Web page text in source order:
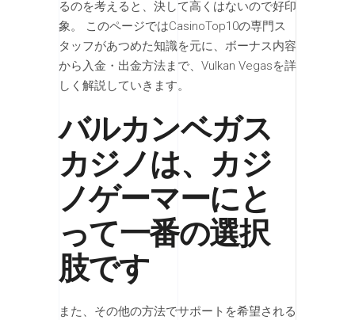
るのを考えると、決して高くはないので好印
象。 このページではCasinoTop10の専門ス
タッフがあつめた知識を元に、ボーナス内容
から入金・出金方法まで、Vulkan Vegasを詳
しく解説していきます。
バルカンベガス
カジノは、カジ
ノゲーマーにと
って一番の選択
肢です
また、その他の方法でサポートを希望される